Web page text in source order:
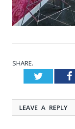
SHARE.
Twitter
LEAVE A REPLY